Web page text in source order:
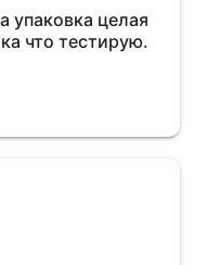
упаковка целая
что тестирую.